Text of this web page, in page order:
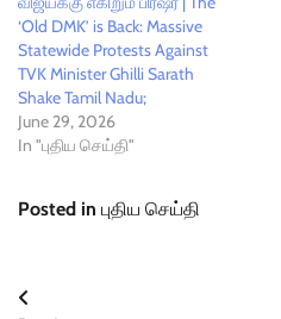
‘Old DMK’ is Back: Massive
Statewide Protests Against
TVK Minister Ghilli Sarath
Shake Tamil Nadu;
June 29, 2026
In "புதிய செய்தி"
Posted in புதிய செய்தி
Post